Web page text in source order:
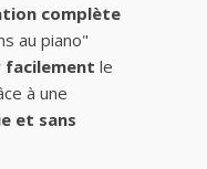
complète
au piano"
facilement le
à une
et sans